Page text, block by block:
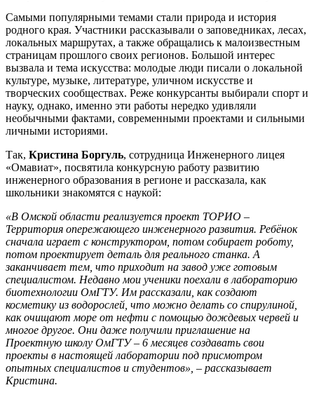
Самыми популярными темами стали природа и история
родного края. Участники рассказывали о заповедниках, лесах,
локальных маршрутах, а также обращались к малоизвестным
страницам прошлого своих регионов. Большой интерес
вызвала и тема искусства: молодые люди писали о локальной
культуре, музыке, литературе, уличном искусстве и
творческих сообществах. Реже конкурсанты выбирали спорт и
науку, однако, именно эти работы нередко удивляли
необычными фактами, современными проектами и сильными
личными историями.
Так, Кристина Боргуль, сотрудница Инженерного лицея
«Омавиат», посвятила конкурсную работу развитию
инженерного образования в регионе и рассказала, как
школьники знакомятся с наукой:
«В Омской области реализуется проект ТОРИО –
Территория опережающего инженерного развития. Ребёнок
сначала играет с конструктором, потом собирает роботу,
потом проектирует деталь для реального станка. А
заканчивает тем, что приходит на завод уже готовым
специалистом. Недавно мои ученики поехали в лабораторию
биотехнологии ОмГТУ. Им рассказали, как создают
косметику из водорослей, что можно делать со спирулиной,
как очищают море от нефти с помощью дождевых червей и
многое другое. Они даже получили приглашение на
Проектную школу ОмГТУ – 6 месяцев создавать свои
проекты в настоящей лаборатории под присмотром
опытных специалистов и студентов», – рассказывает
Кристина.